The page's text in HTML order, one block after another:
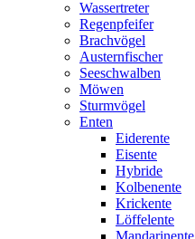
Wassertreter
Regenpfeifer
Brachvögel
Austernfischer
Seeschwalben
Möwen
Sturmvögel
Enten
Eiderente
Eisente
Hybride
Kolbenente
Krickente
Löffelente
Mandarinente